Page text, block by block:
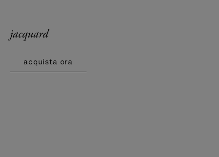
jacquard
acquista ora